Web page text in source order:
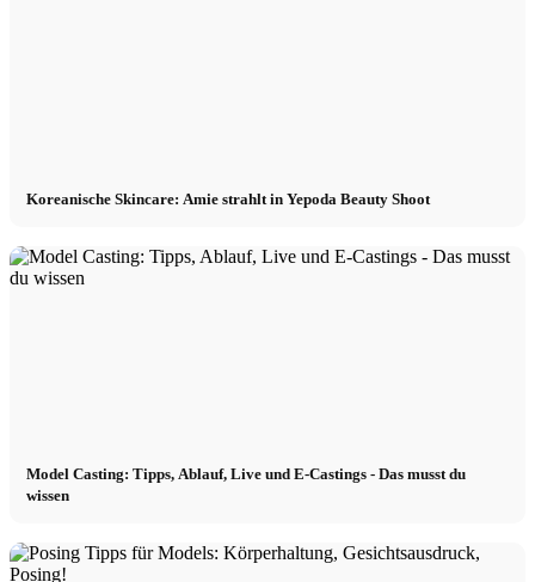
Koreanische Skincare: Amie strahlt in Yepoda Beauty Shoot
Model Casting: Tipps, Ablauf, Live und E-Castings - Das musst du
wissen